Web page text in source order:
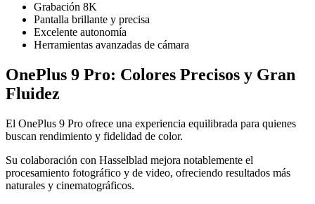
Grabación 8K
Pantalla brillante y precisa
Excelente autonomía
Herramientas avanzadas de cámara
OnePlus 9 Pro: Colores Precisos y Gran
Fluidez
El OnePlus 9 Pro ofrece una experiencia equilibrada para quienes
buscan rendimiento y fidelidad de color.
Su colaboración con Hasselblad mejora notablemente el
procesamiento fotográfico y de video, ofreciendo resultados más
naturales y cinematográficos.